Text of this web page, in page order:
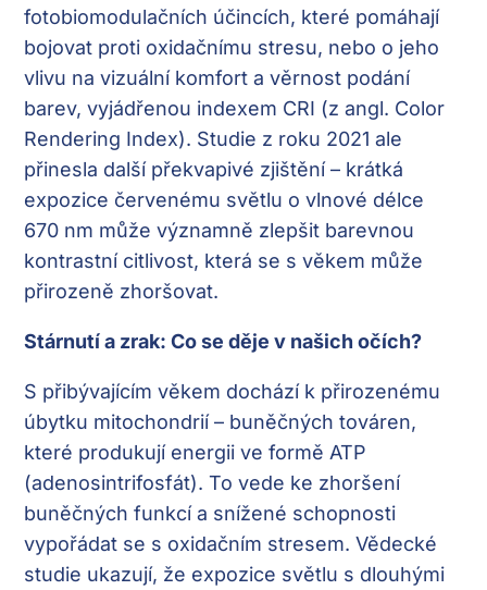
fotobiomodulačních účincích, které pomáhají
bojovat proti oxidačnímu stresu, nebo o jeho
vlivu na vizuální komfort a věrnost podání
barev, vyjádřenou indexem CRI (z angl. Color
Rendering Index). Studie z roku 2021 ale
přinesla další překvapivé zjištění – krátká
expozice červenému světlu o vlnové délce
670 nm může významně zlepšit barevnou
kontrastní citlivost, která se s věkem může
přirozeně zhoršovat.
Stárnutí a zrak: Co se děje v našich očích?
S přibývajícím věkem dochází k přirozenému
úbytku mitochondrií – buněčných továren,
které produkují energii ve formě ATP
(adenosintrifosfát). To vede ke zhoršení
buněčných funkcí a snížené schopnosti
vypořádat se s oxidačním stresem. Vědecké
studie ukazují, že expozice světlu s dlouhými